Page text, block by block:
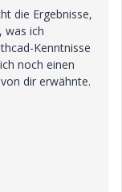
die Ergebnisse,
was ich
Kenntnisse
noch einen
dir erwähnte.